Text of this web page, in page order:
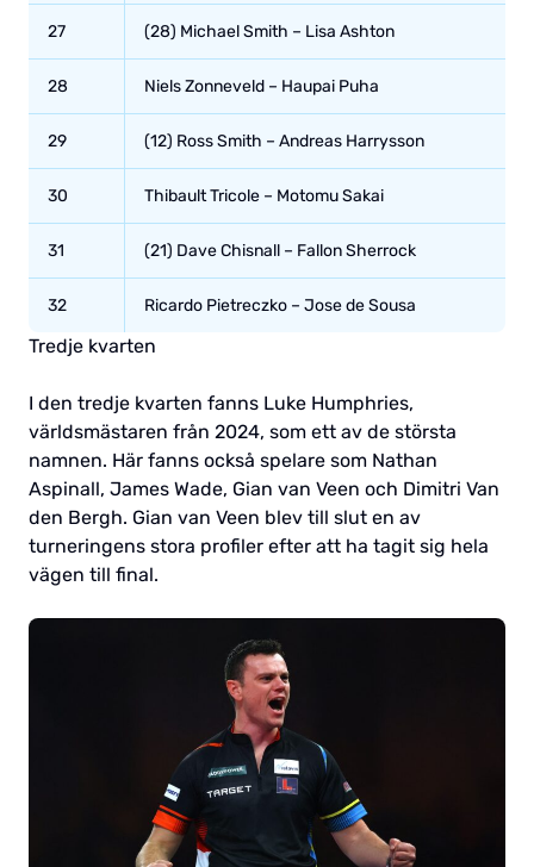
27 (28) Michael Smith – Lisa Ashton
28 Niels Zonneveld – Haupai Puha
29 (12) Ross Smith – Andreas Harrysson
30 Thibault Tricole – Motomu Sakai
31 (21) Dave Chisnall – Fallon Sherrock
32 Ricardo Pietreczko – Jose de Sousa
Tredje kvarten
I den tredje kvarten fanns Luke Humphries,
världsmästaren från 2024, som ett av de största
namnen. Här fanns också spelare som Nathan
Aspinall, James Wade, Gian van Veen och Dimitri Van
den Bergh. Gian van Veen blev till slut en av
turneringens stora profiler efter att ha tagit sig hela
vägen till final.